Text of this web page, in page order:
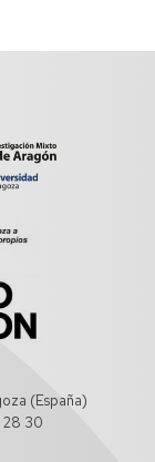
(España)
30